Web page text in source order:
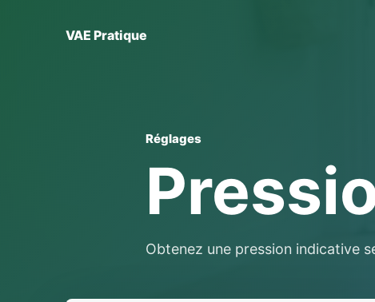
VAE Pratique
Réglages
Obtenez une pression indicative